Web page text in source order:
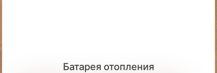
Батарея отопления